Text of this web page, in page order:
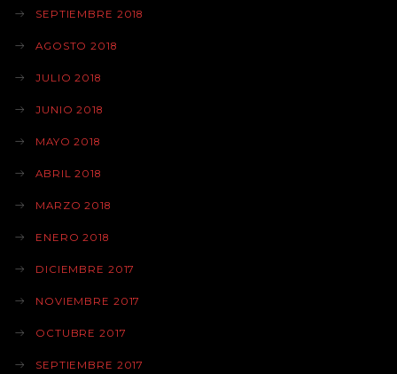
SEPTIEMBRE 2018
AGOSTO 2018
JULIO 2018
JUNIO 2018
MAYO 2018
ABRIL 2018
MARZO 2018
ENERO 2018
DICIEMBRE 2017
NOVIEMBRE 2017
OCTUBRE 2017
SEPTIEMBRE 2017